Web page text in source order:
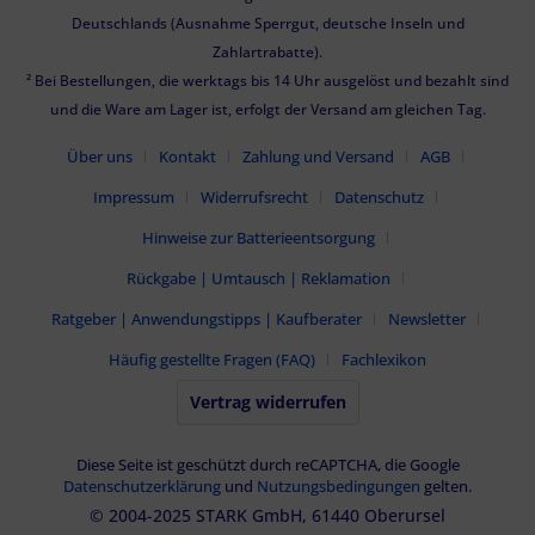
Deutschlands (Ausnahme Sperrgut, deutsche Inseln und
Zahlartrabatte).
² Bei Bestellungen, die werktags bis 14 Uhr ausgelöst und bezahlt sind
und die Ware am Lager ist, erfolgt der Versand am gleichen Tag.
Über uns Kontakt Zahlung und Versand
AGB
Impressum
Widerrufsrecht
Datenschutz
Hinweise zur Batterieentsorgung
Rückgabe | Umtausch | Reklamation
Ratgeber | Anwendungstipps | Kaufberater
Newsletter
Häufig gestellte Fragen (FAQ)
Fachlexikon
Vertrag widerrufen
Diese Seite ist geschützt durch reCAPTCHA, die Google
Datenschutzerklärung und Nutzungsbedingungen gelten.
© 2004-2025 STARK GmbH, 61440 Oberursel